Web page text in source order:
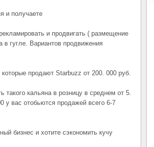
и получаете
и продвигать ( размещение
в гугле. Вариантов продвижения
продают Starbuzz от 200. 000 руб.
кальяна в розницу в среднем от 5.
у вас отобьются продажей всего 6-7
бизнес и хотите сэкономить кучу